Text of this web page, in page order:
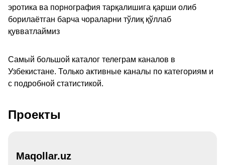
эротика ва порнография тарқалишига қарши олиб
борилаётган барча чораларни тўлиқ қўллаб
қувватлаймиз
Самый большой каталог телеграм каналов в
Узбекистане. Только активные каналы по категориям и
с подробной статистикой.
Проекты
Maqollar.uz